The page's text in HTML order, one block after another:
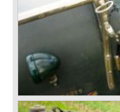
petrol tank was
Another problem
engine wore out
Bentley engineer
blower eats
Bentley 4.5 Litre
of which 26
bodywork.